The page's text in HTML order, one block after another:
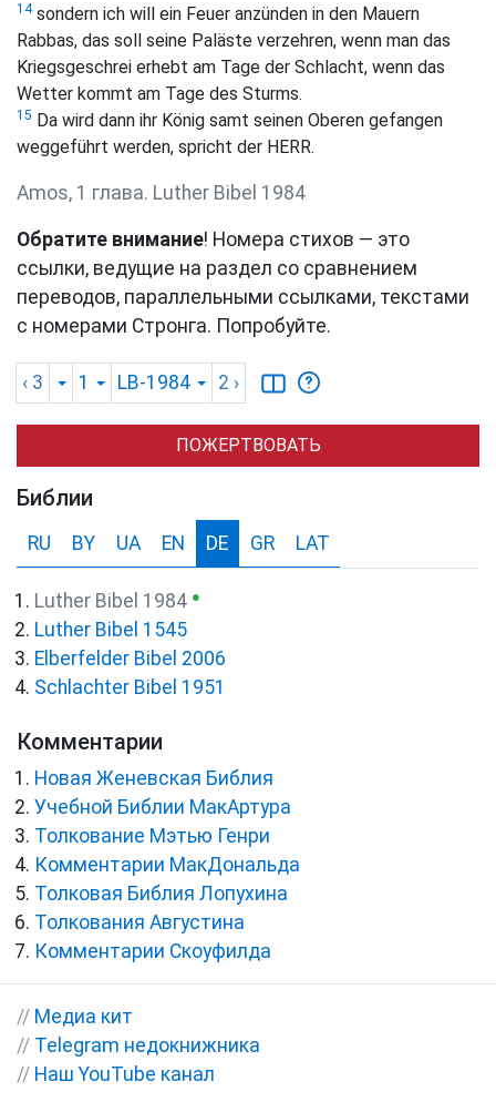
14sondern ich will ein Feuer anzünden in den Mauern
Rabbas, das soll seine Paläste verzehren, wenn man das
Kriegsgeschrei erhebt am Tage der Schlacht, wenn das
Wetter kommt am Tage des Sturms.
15 Da wird dann ihr König samt seinen Oberen gefangen
weggeführt werden, spricht der HERR.
Amos, 1 глава. Luther Bibel 1984
Обратите внимание! Номера стихов — это
ссылки, ведущие на раздел со сравнением
переводов, параллельными ссылками, текстами
с номерами Стронга. Попробуйте.
‹ 3 1 LB-1984 2 ›
ПОЖЕРТВОВАТЬ
Библии
RU BY UA EN DE GR LAT
Luther Bibel 1984 ●
Luther Bibel 1545
Elberfelder Bibel 2006
Schlachter Bibel 1951
Комментарии
Новая Женевская Библия
Учебной Библии МакАртура
Толкование Мэтью Генри
Комментарии МакДональда
Толковая Библия Лопухина
Толкования Августина
Комментарии Скоуфилда
// Медиа кит
// Telegram недокнижника
// Наш YouTube канал